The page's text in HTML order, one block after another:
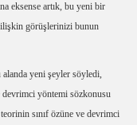
eksense artık, bu yeni bir
görüşlerinizi bunun
yeni şeyler söyledi,
yöntemi sözkonusu
sınıf özüne ve devrimci